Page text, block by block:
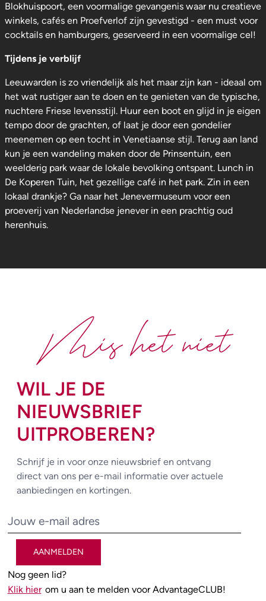
Blokhuispoort, een voormalige gevangenis waar nu creatieve
winkels, cafés en Proefverlof zijn gevestigd - een must voor
cocktails en hamburgers, geserveerd in een voormalige cel!
Tijdens je verblijf
Leeuwarden is zo vriendelijk als het maar zijn kan - ideaal om
het wat rustiger aan te doen en te genieten van de typische,
nuchtere Friese levensstijl. Huur een boot en glijd in je eigen
tempo door de grachten, of laat je door een gondelier
meenemen op een tocht in Venetiaanse stijl. Terug aan land
kun je een wandeling maken door de Prinsentuin, een
weelderig park waar de lokale bevolking ontspant. Lunch in
De Koperen Tuin, het gezellige café in het park. Zin in een
lokaal drankje? Ga naar het Jenevermuseum voor een
proeverij van Nederlandse jenever in een prachtig oud
herenhuis.
WIL JE DE
NIEUWSBRIEF
UITPROBEREN?
Schrijf je in voor onze nieuwsbrief en ontvang
direct van ons per e-mail informatie over actuele
aanbiedingen en kortingen.
AANMELDEN
Nog geen lid?
Klik hier om u aan te melden voor AdvantageCLUB!
Mis het niet